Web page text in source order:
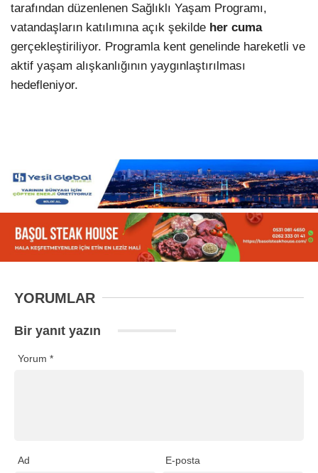
tarafından düzenlenen Sağlıklı Yaşam Programı,
vatandaşların katılımına açık şekilde her cuma
gerçekleştiriliyor. Programla kent genelinde hareketli ve
aktif yaşam alışkanlığının yaygınlaştırılması
hedefleniyor.
YORUMLAR
Bir yanıt yazın
Yorum *
Ad E-posta